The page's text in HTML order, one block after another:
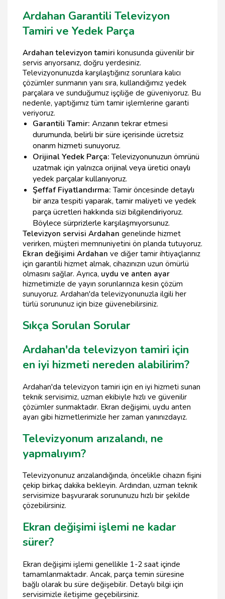
Ardahan Garantili Televizyon
Tamiri ve Yedek Parça
Ardahan televizyon tamiri konusunda güvenilir bir
servis arıyorsanız, doğru yerdesiniz.
Televizyonunuzda karşılaştığınız sorunlara kalıcı
çözümler sunmanın yanı sıra, kullandığımız yedek
parçalara ve sunduğumuz işçiliğe de güveniyoruz. Bu
nedenle, yaptığımız tüm tamir işlemlerine garanti
veriyoruz.
Garantili Tamir: Arızanın tekrar etmesi
durumunda, belirli bir süre içerisinde ücretsiz
onarım hizmeti sunuyoruz.
Orijinal Yedek Parça:Televizyonunuzun ömrünü
uzatmak için yalnızca orijinal veya üretici onaylı
yedek parçalar kullanıyoruz.
Şeffaf Fiyatlandırma:Tamir öncesinde detaylı
bir arıza tespiti yaparak, tamir maliyeti ve yedek
parça ücretleri hakkında sizi bilgilendiriyoruz.
Böylece sürprizlerle karşılaşmıyorsunuz.
Televizyon servisi Ardahan genelinde hizmet
verirken, müşteri memnuniyetini ön planda tutuyoruz.
Ekran değişimi Ardahan ve diğer tamir ihtiyaçlarınız
için garantili hizmet almak, cihazınızın uzun ömürlü
olmasını sağlar. Ayrıca, uydu ve anten ayar
hizmetimizle de yayın sorunlarınıza kesin çözüm
sunuyoruz. Ardahan'da televizyonunuzla ilgili her
türlü sorununuz için bize güvenebilirsiniz.
Sıkça Sorulan Sorular
Ardahan'da televizyon tamiri için
en iyi hizmeti nereden alabilirim?
Ardahan'da televizyon tamiri için en iyi hizmeti sunan
teknik servisimiz, uzman ekibiyle hızlı ve güvenilir
çözümler sunmaktadır. Ekran değişimi, uydu anten
ayarı gibi hizmetlerimizle her zaman yanınızdayız.
Televizyonum arızalandı, ne
yapmalıyım?
Televizyonunuz arızalandığında, öncelikle cihazın fişini
çekip birkaç dakika bekleyin. Ardından, uzman teknik
servisimize başvurarak sorununuzu hızlı bir şekilde
çözebilirsiniz.
Ekran değişimi işlemi ne kadar
sürer?
Ekran değişimi işlemi genellikle 1-2 saat içinde
tamamlanmaktadır. Ancak, parça temin süresine
bağlı olarak bu süre değişebilir. Detaylı bilgi için
servisimizle iletişime geçebilirsiniz.